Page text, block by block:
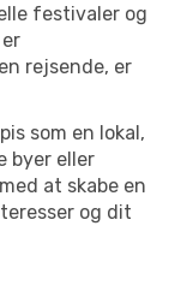
festivaler og
rejsende, er
som en lokal,
byer eller
at skabe en
og dit